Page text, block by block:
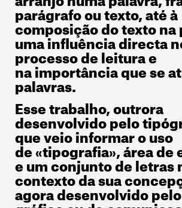
parágrafo ou texto, até à
composição do texto na
uma influência directa
processo de leitura e
na importância que se
palavras.
Esse trabalho, outrora
desenvolvido pelo
que veio informar o uso
de «tipografia», área de
e um conjunto de letras
contexto da sua
agora desenvolvido